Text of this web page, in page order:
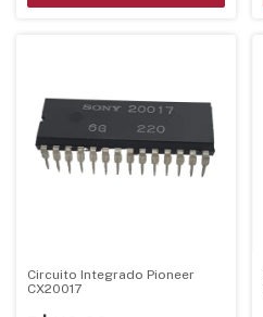
Circuito Integrado Pioneer
CX20017